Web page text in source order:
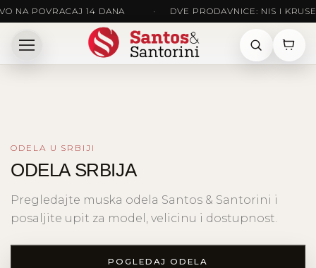
POVRACAJ 14 DANA DVE PRODAVNICE: NIS I KRUSEVAC
ODELA U SRBIJI
ODELA SRBIJA
Pregledajte muska odela Santos & Santorini i
posaljite upit za model, velicinu i dostupnost.
POGLEDAJ ODELA